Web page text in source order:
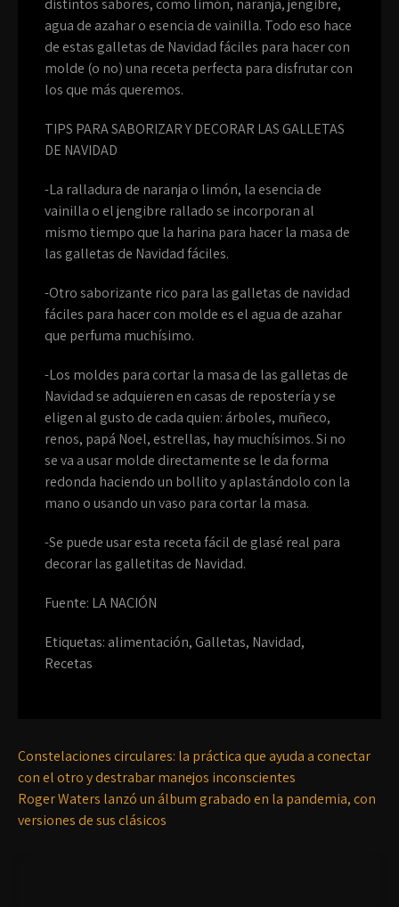
distintos sabores, como limón, naranja, jengibre,
agua de azahar o esencia de vainilla. Todo eso hace
de estas galletas de Navidad fáciles para hacer con
molde (o no) una receta perfecta para disfrutar con
los que más queremos.
TIPS PARA SABORIZAR Y DECORAR LAS GALLETAS
DE NAVIDAD
-La ralladura de naranja o limón, la esencia de
vainilla o el jengibre rallado se incorporan al
mismo tiempo que la harina para hacer la masa de
las galletas de Navidad fáciles.
-Otro saborizante rico para las galletas de navidad
fáciles para hacer con molde es el agua de azahar
que perfuma muchísimo.
-Los moldes para cortar la masa de las galletas de
Navidad se adquieren en casas de repostería y se
eligen al gusto de cada quien: árboles, muñeco,
renos, papá Noel, estrellas, hay muchísimos. Si no
se va a usar molde directamente se le da forma
redonda haciendo un bollito y aplastándolo con la
mano o usando un vaso para cortar la masa.
-Se puede usar esta receta fácil de glasé real para
decorar las galletitas de Navidad.
Fuente: LA NACIÓN
Etiquetas: alimentación,Galletas, Navidad,
Recetas
Constelaciones circulares: la práctica que ayuda a conectar
con el otro y destrabar manejos inconscientes
Roger Waters lanzó un álbum grabado en la pandemia, con
versiones de sus clásicos